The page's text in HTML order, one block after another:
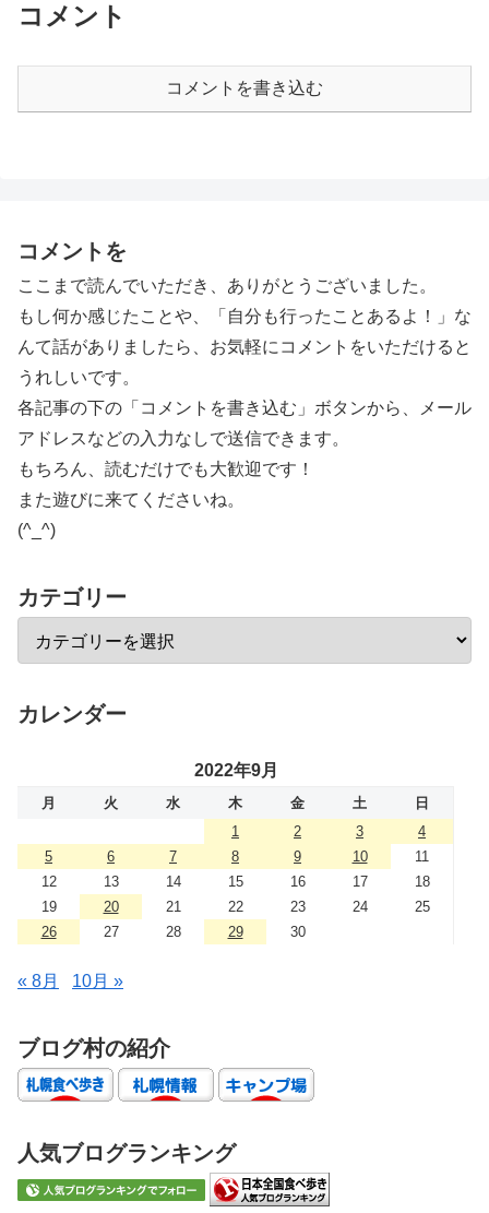
コメント
コメントを書き込む
コメントを
ここまで読んでいただき、ありがとうございました。
もし何か感じたことや、「自分も行ったことあるよ！」な
んて話がありましたら、お気軽にコメントをいただけると
うれしいです。
各記事の下の「コメントを書き込む」ボタンから、メール
アドレスなどの入力なしで送信できます。
もちろん、読むだけでも大歓迎です！
また遊びに来てくださいね。
(^_^)
カテゴリー
カレンダー
2022年9月
月 火 水 木 金 土
日
1
2 3
4
5
6 7 8 9 10
11
12
13 14 15 16 17
18
19
20 21 22 23 24
25
26
27 28 29 30
« 8月 10月 »
ブログ村の紹介
人気ブログランキング